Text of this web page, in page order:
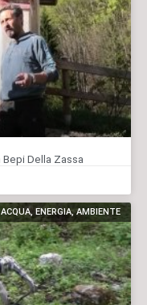
Della Zassa
ENERGIA, AMBIENTE